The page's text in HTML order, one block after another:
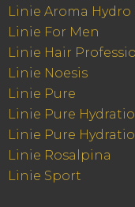
Linie Aroma Hydro
Linie For Men
Linie Hair
Linie Noesis
Linie Pure
Linie Pure
Linie Pure
Linie Rosalpina
Linie Sport